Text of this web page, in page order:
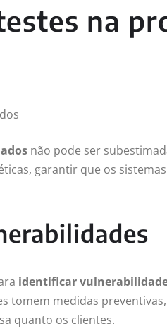
na
não pode ser
garantir que os
identificar
tomem medidas
quanto os clientes.